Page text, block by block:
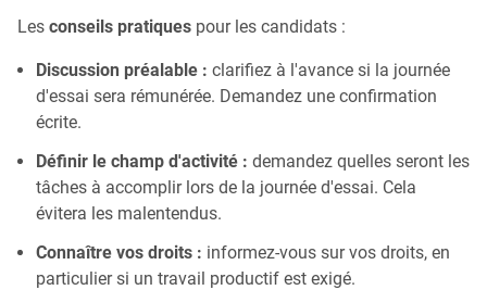
Les conseils pratiques pour les candidats :
Discussion préalable : clarifiez à l'avance si la journée
d'essai sera rémunérée. Demandez une confirmation
écrite.
Définir le champ d'activité : demandez quelles seront les
tâches à accomplir lors de la journée d'essai. Cela
évitera les malentendus.
Connaître vos droits : informez-vous sur vos droits, en
particulier si un travail productif est exigé.